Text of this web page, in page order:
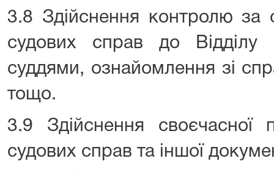
3.8 Здійснення контролю за
судових справ до Відділу
суддями, ознайомлення зі
тощо.
3.9 Здійснення своєчасної
судових справ та іншої